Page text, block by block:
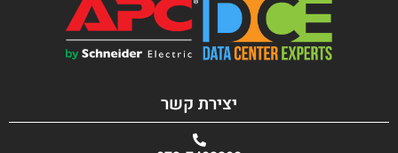
יצירת קשר